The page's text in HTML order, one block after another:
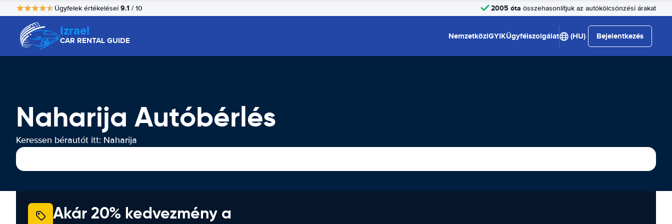
Ügyfelek értékelései 9.1 / 10 2005 óta összehasonlítjuk az autókölcsönzési árakat
Izrael
CAR RENTAL GUIDE NemzetköziGYIKÜgyfélszolgálat (HU) Bejelentkezés
Naharija Autóbérlés
Keressen bérautót itt: Naharija
Akár 20% kedvezmény a